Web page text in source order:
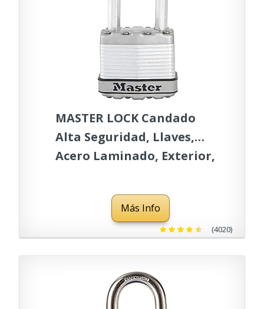
MASTER LOCK Candado
Alta Seguridad, Llaves,
Acero Laminado, Exterior,
Portales, Garages,
Sótanos, Color Plateado,
Más Info
(4020)